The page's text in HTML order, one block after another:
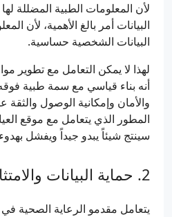
لأن المعلومات الطبية المضللة
البيانات أمر بالغ الأهمية، لأن
البيانات الشخصية حساسية.
لهذا لا يمكن التعامل مع تطوير
أنه بناء قياسي مع سمة طبية
والأمان وإمكانية الوصول والثقة
المطور الذي يتعامل مع موقع
سينتج شيئاً يبدو جيداً ويفشل
حماية البيانات
يتعامل مقدمو الرعاية الصحية